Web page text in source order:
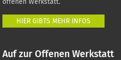
HIER GIBTS MEHR INFOS
Auf zur Offenen Werkstatt